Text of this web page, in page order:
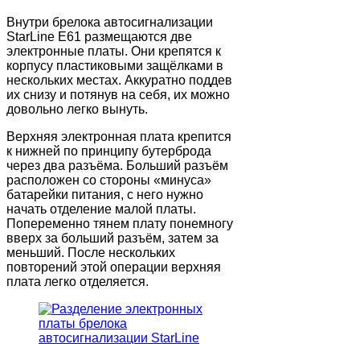
Внутри брелока автосигнализации
StarLine E61 размещаются две
электронные платы. Они крепятся к
корпусу пластиковыми защёлками в
нескольких местах. Аккуратно поддев
их снизу и потянув на себя, их можно
довольно легко вынуть.
Верхняя электронная плата крепится
к нижней по принципу бутерброда
через два разъёма. Больший разъём
расположен со стороны «минуса»
батарейки питания, с него нужно
начать отделение малой платы.
Попеременно тянем плату понемногу
вверх за больший разъём, затем за
меньший. После нескольких
повторений этой операции верхняя
плата легко отделяется.